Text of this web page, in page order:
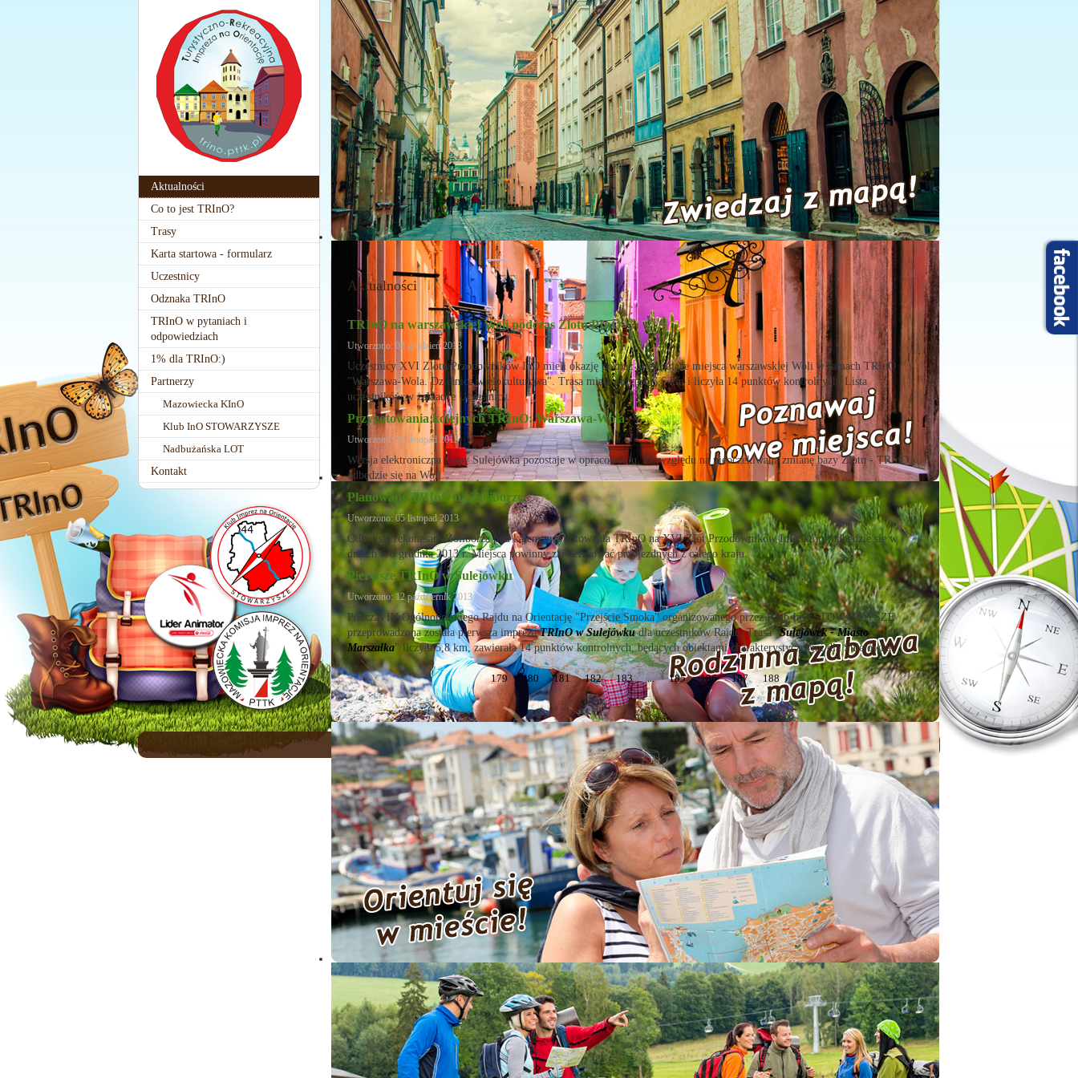
Aktualności
Co to jest TRInO?
Trasy
Karta startowa - formularz
Uczestnicy
Odznaka TRInO
TRInO w pytaniach i
odpowiedziach
1% dla TRInO:)
Partnerzy
Mazowiecka KInO
Klub InO STOWARZYSZE
Nadbużańska LOT
Kontakt
Aktualności
TRInO na warszawskiej Woli podczas Zlotu PInO
Utworzono: 08 grudzień 2013
Uczestnicy XVI Zlotu Przodowników InO mieli okazję poznać interesujące miejsca warszawskiej Woli w ramach TRInO
"Warszawa-Wola. Dzielnica wielokulturowa". Trasa miała długość 6,6 km i liczyła 14 punktów kontrolnych. Lista
uczestników w zakładce Uczestnicy.
Przygotowania kolejnych TRInO: Warszawa-Wola
Utworzono: 30 listopad 2013
Wersja elektroniczna mapy Sulejówka pozostaje w opracowaniu. Ze względu na nieoczekiwaną zmianę bazy Zlotu - TRInO
odbędzie się na Woli.
Planowane TRInO na Żoliborzu
Utworzono: 05 listopad 2013
Odbył się rekonesans Żoliborza pod kątem przygotowania TRInO na XVI Zlot Przodowników InO, który odbędzie się w
dniach 6-8 grudnia 2013 r. Miejsca powinny zainteresować przyjezdnych z całego kraju.
Pierwsze TRInO w Sulejówku
Utworzono: 12 październik 2013
Podczas IV Ogólnopolskiego Rajdu na Orientację "Przejście Smoka" organizowanego przez Klub InO STOWARZYSZE
przeprowadzona została pierwsza imprezaTRInO w Sulejówkudla uczestników Rajdu. Trasa "Sulejówek - Miasto
Marszałka" liczyła 5,8 km, zawierała 14 punktów kontrolnych, będących obiektami charakterystycznymi dla Sulejówka.
179 180 181 182 183 ... 185 186 187 188